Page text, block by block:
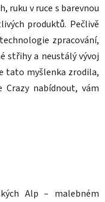
ruku v ruce s barevnou
produktů. Pečlivě
zpracování,
střihy a neustálý vývoj
tato myšlenka zrodila,
nabídnout, vám
Alp – malebném